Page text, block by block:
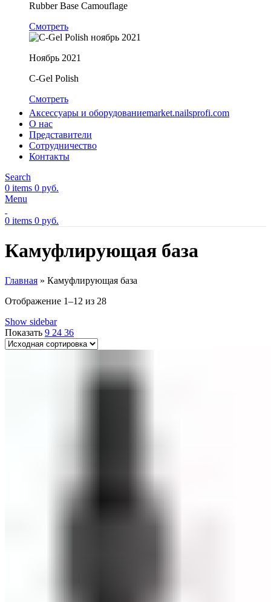
Rubber Base Camouflage
Смотреть
Ноябрь 2021
C-Gel Polish
Смотреть
Аксессуары и оборудованиеmarket.nailsprofi.com
О нас
Представители
Сотрудничество
Контакты
Search
0 items 0 руб.
Menu
0 items 0 руб.
Камуфлирующая база
Главная » Камуфлирующая база
Отображение 1–12 из 28
Show sidebar
Показать 9 24 36